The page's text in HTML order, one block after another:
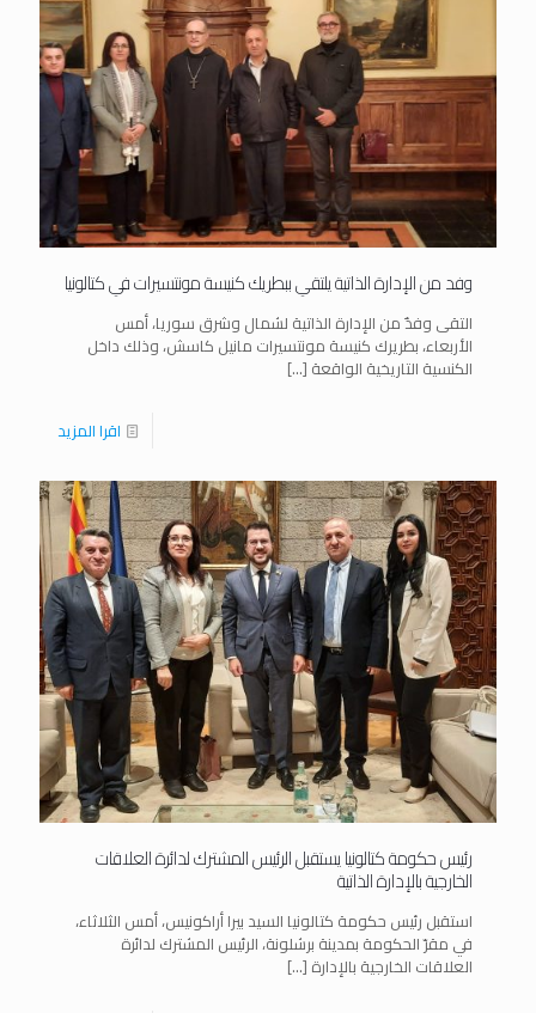
وفد من الإدارة الذاتية يلتقي ببطريك كنيسة مونتسيرات في كتالونيا
التقى وفدٌ من الإدارة الذاتية لشمال وشرق سوريا، أمس
الأربعاء، بطريرك كنيسة مونتسيرات مانيل كاسش، وذلك داخل
الكنسية التاريخية الواقعة […]
اقرا المزيد
رئيس حكومة كتالونيا يستقبل الرئيس المشترك لدائرة العلاقات
الخارجية بالإدارة الذاتية
استقبل رئيس حكومة كتالونيا السيد بيرا أراكونيس، أمس الثلاثاء،
في مقرّ الحكومة بمدينة برشلونة، الرئيس المشترك لدائرة
العلاقات الخارجية بالإدارة […]